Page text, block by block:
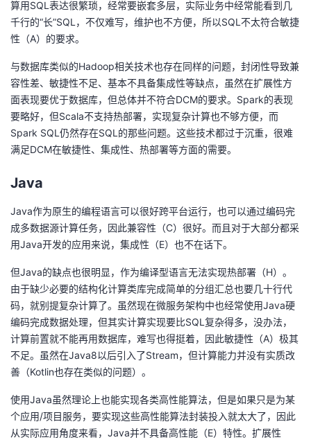
算用SQL表达很繁琐，经常要嵌套多层，实际业务中经常能看到几
千行的“长”SQL，不仅难写，维护也不方便，所以SQL不太符合敏捷
性（A）的要求。
与数据库类似的Hadoop相关技术也存在同样的问题，封闭性导致兼
容性差、敏捷性不足、基本不具备集成性等缺点，虽然在扩展性方
面表现要优于数据库，但总体并不符合DCM的要求。Spark的表现
要略好，但Scala不支持热部署，实现复杂计算也不够方便，而
Spark SQL仍然存在SQL的那些问题。这些技术都过于沉重，很难
满足DCM在敏捷性、集成性、热部署等方面的需要。
Java
Java作为原生的编程语言可以很好跨平台运行，也可以通过编码完
成多数据源计算任务，因此兼容性（C）很好。而且对于大部分都采
用Java开发的应用来说，集成性（E）也不在话下。
但Java的缺点也很明显，作为编译型语言无法实现热部署（H）。
由于缺少必要的结构化计算类库完成简单的分组汇总也要几十行代
码，就别提复杂计算了。虽然现在微服务架构中也经常使用Java硬
编码完成数据处理，但其实计算实现要比SQL复杂得多，没办法，
计算前置就不能再用数据库，难写也得挺着，因此敏捷性（A）极其
不足。虽然在Java8以后引入了Stream，但计算能力并没有实质改
善（Kotlin也存在类似的问题）。
使用Java虽然理论上也能实现各类高性能算法，但是如果只是为某
个应用/项目服务，要实现这些高性能算法封装投入就太大了，因此
从实际应用角度来看，Java并不具备高性能（E）特性。扩展性